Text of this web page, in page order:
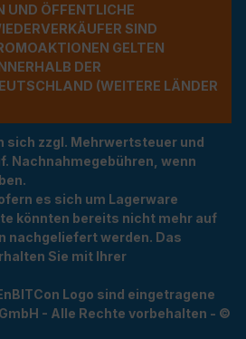
ÖFFENTLICHE A
SIND A
GELTEN A
DER BU
(WEITERE LÄNDER NU
sich zzgl. Mehrwertsteuer und
Nachnahmegebühren, wenn
es sich um Lagerware
könnten bereits nicht mehr auf
nachgeliefert werden. Das
Sie mit Ihrer
Logo sind eingetragene
- Alle Rechte vorbehalten - ©